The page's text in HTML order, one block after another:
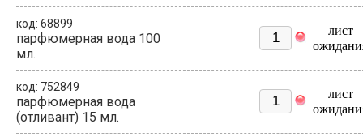
код: 68899
парфюмерная вода 100
мл.
лист
код: 752849
парфюмерная вода
(отливант) 15 мл.
лист